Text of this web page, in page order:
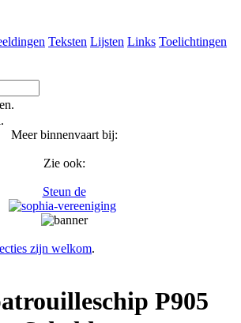
Teksten Lijsten Links Toelichtingen
Meer binnenvaart bij:
Zie ook:
Steun de
zijn welkom.
P905